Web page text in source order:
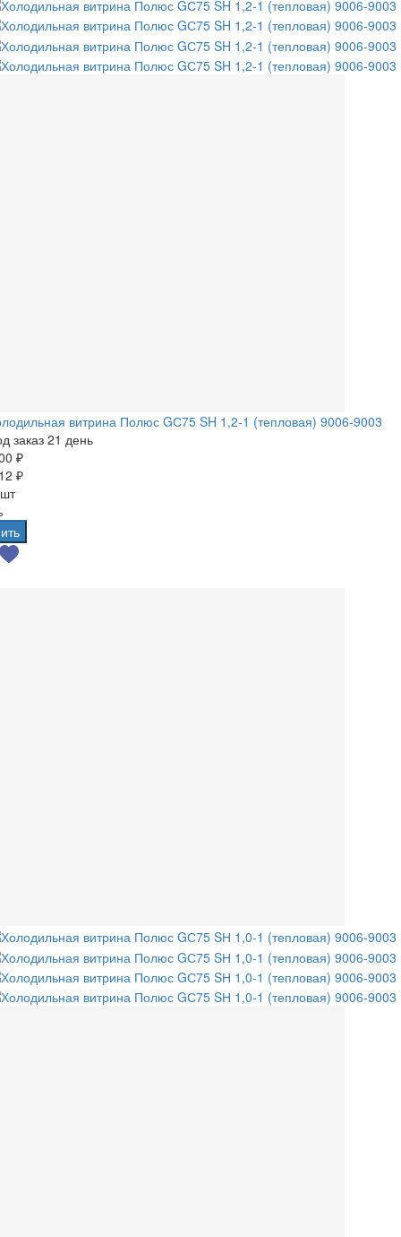
витрина Полюс GС75 SH 1,2-1 (тепловая) 9006-9003
заказ 21 день
₽
₽